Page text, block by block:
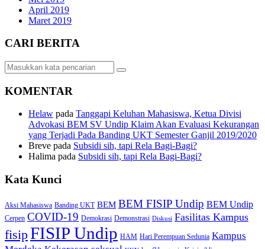
April 2019
Maret 2019
CARI BERITA
KOMENTAR
Helaw pada Tanggapi Keluhan Mahasiswa, Ketua Divisi
Advokasi BEM SV Undip Klaim Akan Evaluasi Kekurangan
yang Terjadi Pada Banding UKT Semester Ganjil 2019/2020
Breve pada Subsidi sih, tapi Rela Bagi-Bagi?
Halima pada Subsidi sih, tapi Rela Bagi-Bagi?
Kata Kunci
Aksi Mahasiswa Banding UKT BEM BEM FISIP Undip BEM Undip
Cerpen COVID-19 Demokrasi Demonstrasi Diskusi Fasilitas Kampus
fisipFISIP Undip HAM Hari Perempuan Sedunia Kampus